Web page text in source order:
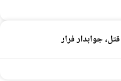
جوابدار فرار